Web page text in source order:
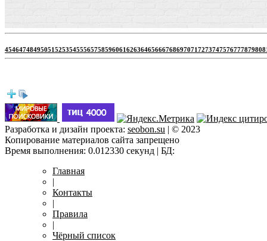
454647484950515253545556575859606162636465666768697071727374757677787980
Разработка и дизайн проекта: seobon.su | © 2023
Копирование материалов сайта запрещено
Время выполнения: 0.012330 секунд | БД:
Главная
|
Контакты
|
Правила
|
Чёрный список